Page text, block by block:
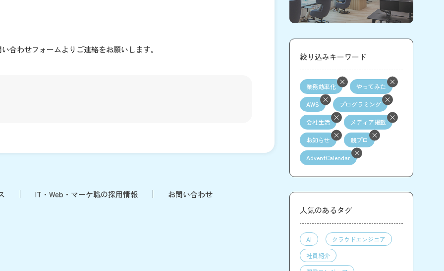
合わせフォームよりご連絡をお願いします。
IT・Web・マーケ職の採用情報 お問い合わせ
絞り込みキーワード
業務効率化 やってみた
AWS プログラミング
会社生活 メディア掲載
お知らせ 競プロ
AdventCalendar
人気のあるタグ
AI
クラウドエンジニア
社員紹介